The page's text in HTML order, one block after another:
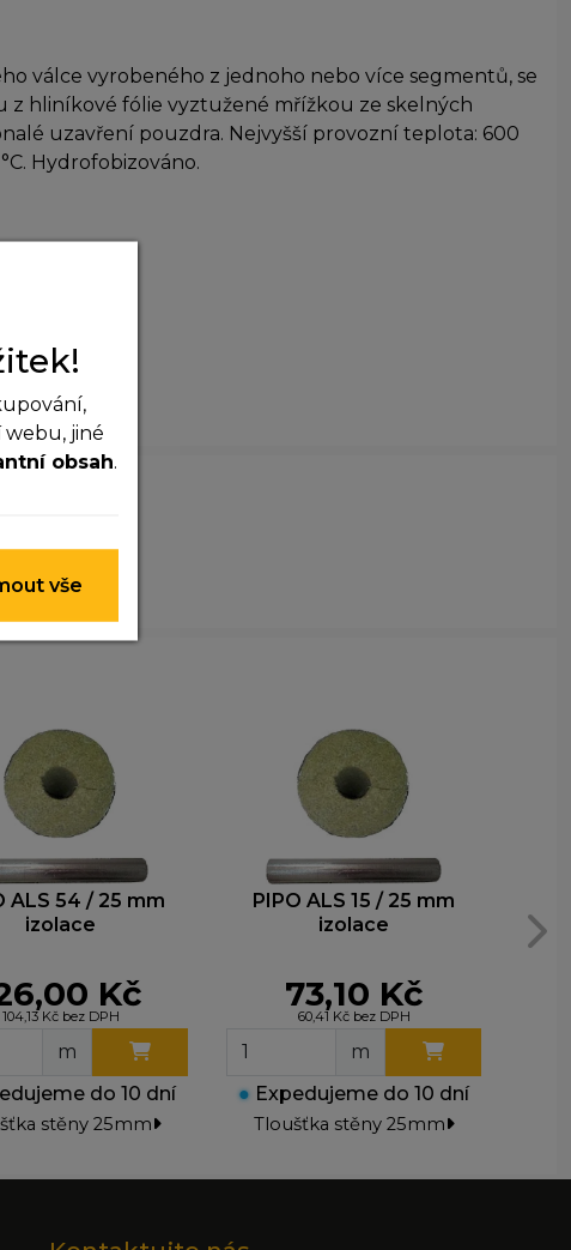
válce vyrobeného z jednoho nebo více segmentů, se
hliníkové fólie vyztužené mřížkou ze skelných
uzavření pouzdra. Nejvyšší provozní teplota: 600
Hydrofobizováno.
ALS 54 / 25 mm
izolace
Kč
104,13 Kč bez DPH
m
do 10 dní
stěny 25mm
PIPO ALS 15 / 25 mm
izolace
73,10 Kč
60,41 Kč bez DPH
m
● Expedujeme do 10 dní
Tloušťka stěny 25mm
webu, jiné
obsah.
a nelze je
nim
mohli
je
vše